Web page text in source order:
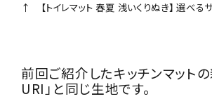
↑ 【トイレマット 春夏 浅いくりぬき】 選べ
前回ご紹介したキッチンマット
URI」と同じ生地です。